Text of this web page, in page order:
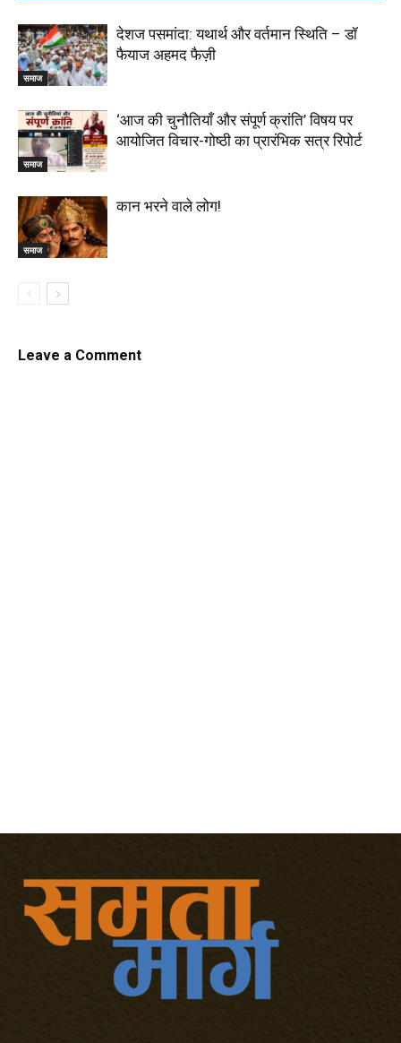
समाज
देशज पसमांदा: यथार्थ और वर्तमान स्थिति – डॉ
फैयाज अहमद फैज़ी
समाज
‘आज की चुनौतियाँ और संपूर्ण क्रांति’ विषय पर
आयोजित विचार-गोष्ठी का प्रारंभिक सत्र रिपोर्ट
समाज
कान भरने वाले लोग!
Leave a Comment